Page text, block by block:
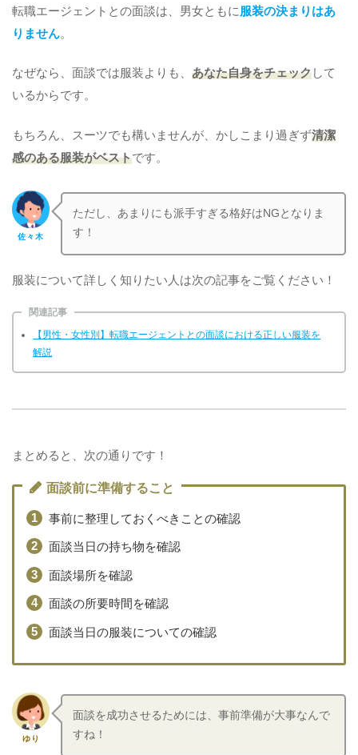
転職エージェントとの面談は、男女ともに服装の決まりはあ
りません。
なぜなら、面談では服装よりも、 あなた自身をチェックして
いるからです。
もちろん、スーツでも構いませんが、かしこまり過ぎず清潔
感のある服装がベストです。
佐々木
ただし、あまりにも派手すぎる格好はNGとなりま
す！
服装について詳しく知りたい人は次の記事をご覧ください！
関連記事
【男性・女性別】転職エージェントとの面談における正しい服装を
解説
まとめると、次の通りです！
面談前に準備すること
事前に整理しておくべきことの確認
面談当日の持ち物を確認
面談場所を確認
面談の所要時間を確認
面談当日の服装についての確認
ゆり
面談を成功させるためには、事前準備が大事なんで
すね！